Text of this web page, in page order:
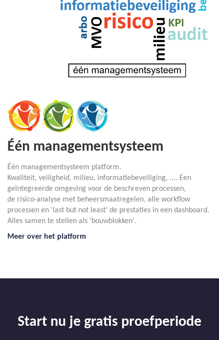
Één managementsysteem
Één managementsysteem platform.
Kwaliteit, veiligheid, milieu, informatiebeveiliging, .... Een
geïntegreerde omgeving voor de beschreven processen,
de risico-analyse met beheersmaatregelen, alle workflow
processen en 'last but not least' de prestaties in een dashboard.
Alles samen te stellen als 'bouwblokken'.
Meer over het platform
Start nu je gratis proefperiode